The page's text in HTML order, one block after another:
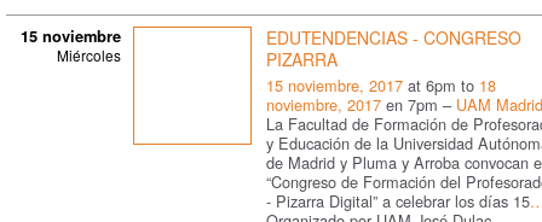
15 noviembre
Miércoles
EDUTENDENCIAS - CONGRESO
PIZARRA
15 noviembre, 2017 at 6pm to 18
noviembre, 2017 en 7pm – UAM Madrid
La Facultad de Formación de
y Educación de la Universidad
de Madrid y Pluma y Arroba convocan
“Congreso de Formación del
- Pizarra Digital” a celebrar los días 15